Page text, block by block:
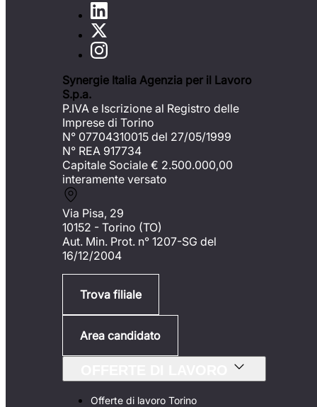
Synergie Italia Agenzia per il Lavoro
S.p.a.
P.IVA e Iscrizione al Registro delle
Imprese di Torino
N° 07704310015 del 27/05/1999
N° REA 917734
Capitale Sociale € 2.500.000,00
interamente versato
Via Pisa, 29
10152 - Torino (TO)
Aut. Min. Prot. n° 1207-SG del
16/12/2004
Trova filiale
Area candidato
Offerte di lavoro Torino